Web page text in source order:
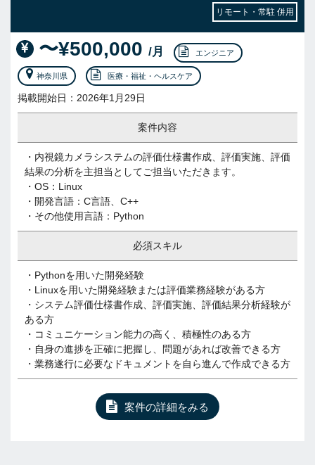
リモート・常駐 併用
〜¥500,000 /月 エンジニア
神奈川県 医療・福祉・ヘルスケア
掲載開始日：2026年1月29日
案件内容
・内視鏡カメラシステムの評価仕様書作成、評価実施、評価
結果の分析を主担当としてご担当いただきます。
・OS：Linux
・開発言語：C言語、C++
・その他使用言語：Python
必須スキル
・Pythonを用いた開発経験
・Linuxを用いた開発経験または評価業務経験がある方
・システム評価仕様書作成、評価実施、評価結果分析経験が
ある方
・コミュニケーション能力の高く、積極性のある方
・自身の進捗を正確に把握し、問題があれば改善できる方
・業務遂行に必要なドキュメントを自ら進んで作成できる方
案件の詳細をみる